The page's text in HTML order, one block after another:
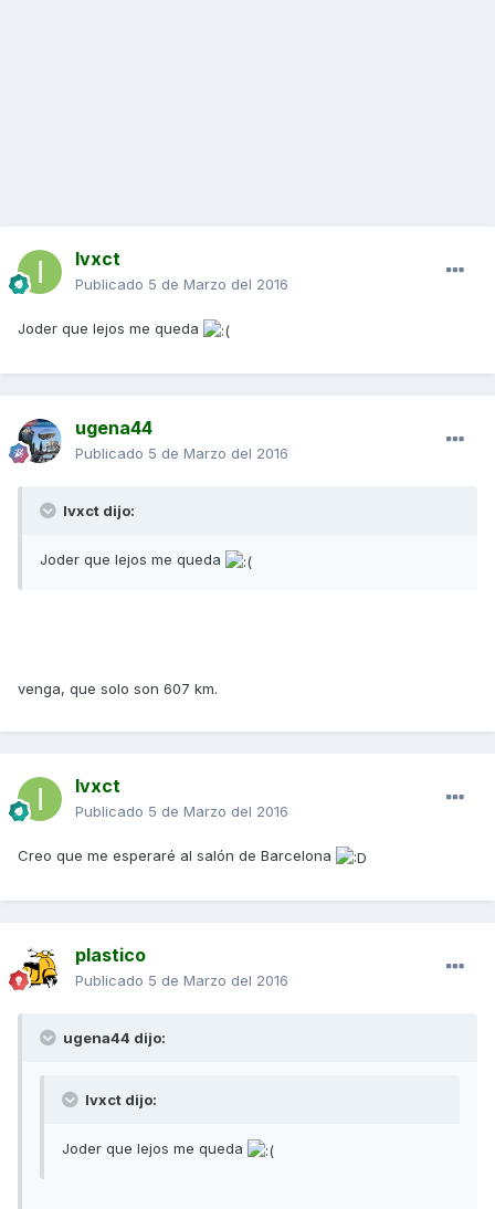
Ivxct
Publicado 5 de Marzo del 2016
Joder que lejos me queda
ugena44
Publicado 5 de Marzo del 2016
Ivxct dijo:
Joder que lejos me queda
venga, que solo son 607 km.
Ivxct
Publicado 5 de Marzo del 2016
Creo que me esperaré al salón de Barcelona
plastico
Publicado 5 de Marzo del 2016
ugena44 dijo:
Ivxct dijo:
Joder que lejos me queda